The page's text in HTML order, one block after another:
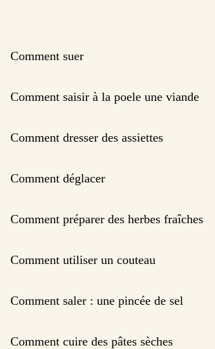
Comment suer
Comment saisir à la poele une viande
Comment dresser des assiettes
Comment déglacer
Comment préparer des herbes fraîches
Comment utiliser un couteau
Comment saler : une pincée de sel
Comment cuire des pâtes sèches